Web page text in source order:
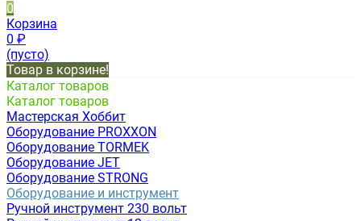
0
Корзина
0 ₽
(пусто)
Товар в корзине!
Каталог товаров
Каталог товаров
Мастерская Хоббит
Оборудование PROXXON
Оборудование TORMEK
Оборудование JET
Оборудование STRONG
Оборудование и инструмент
Ручной инструмент 230 вольт